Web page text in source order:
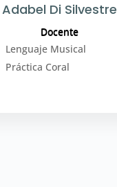
Adabel Di Silvestre
Docente
Lenguaje Musical
Práctica Coral